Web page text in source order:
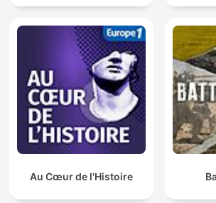
Au Cœur de l'Histoire